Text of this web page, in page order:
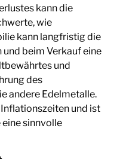
kann die
wie
kann langfristig die
beim Verkauf eine
und
des
andere Edelmetalle.
und ist
sinnvolle